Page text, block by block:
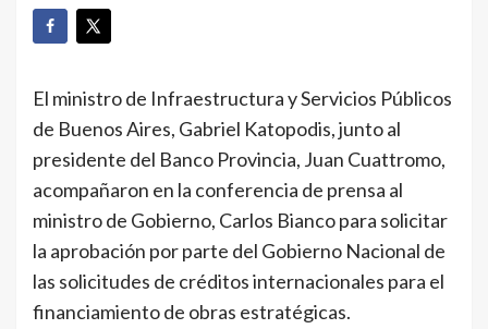
El ministro de Infraestructura y Servicios Públicos
de Buenos Aires, Gabriel Katopodis, junto al
presidente del Banco Provincia, Juan Cuattromo,
acompañaron en la conferencia de prensa al
ministro de Gobierno, Carlos Bianco para solicitar
la aprobación por parte del Gobierno Nacional de
las solicitudes de créditos internacionales para el
financiamiento de obras estratégicas.